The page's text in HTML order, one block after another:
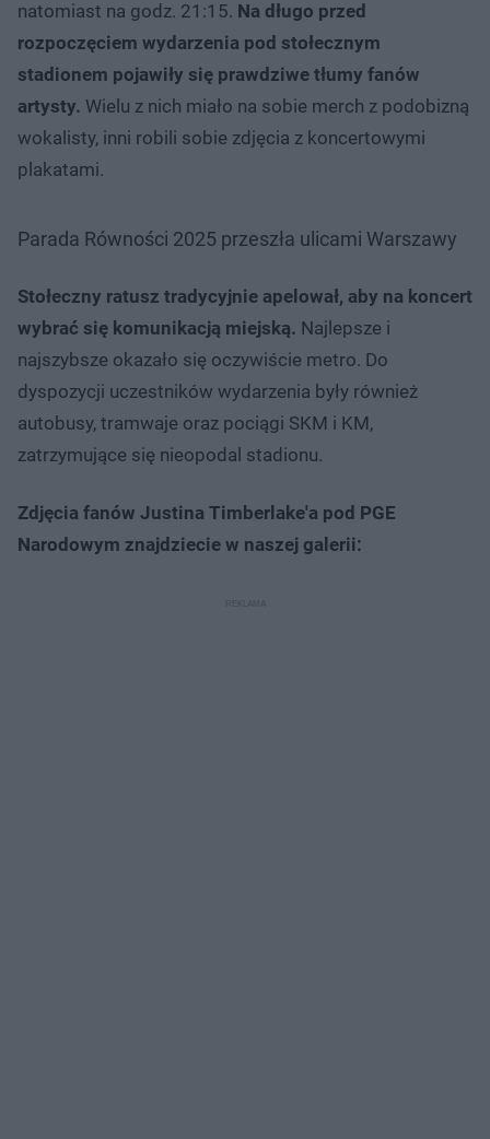
natomiast na godz. 21:15. Na długo przed
rozpoczęciem wydarzenia pod stołecznym
stadionem pojawiły się prawdziwe tłumy fanów
artysty. Wielu z nich miało na sobie merch z podobizną
wokalisty, inni robili sobie zdjęcia z koncertowymi
plakatami.
Parada Równości 2025 przeszła ulicami Warszawy
Stołeczny ratusz tradycyjnie apelował, aby na koncert
wybrać się komunikacją miejską. Najlepsze i
najszybsze okazało się oczywiście metro. Do
dyspozycji uczestników wydarzenia były również
autobusy, tramwaje oraz pociągi SKM i KM,
zatrzymujące się nieopodal stadionu.
Zdjęcia fanów Justina Timberlake'a pod PGE
Narodowym znajdziecie w naszej galerii: